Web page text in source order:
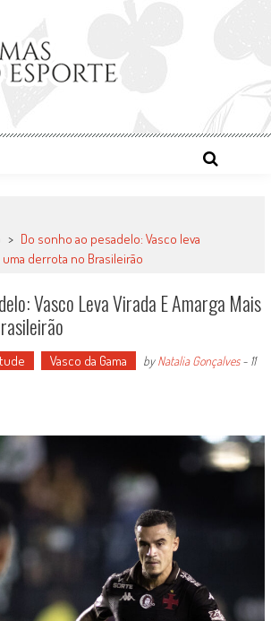
> Do sonho ao pesadelo: Vasco leva
uma derrota no Brasileirão
Vasco Leva Virada E Amarga Mais
Vasco da Gama byNatalia Gonçalves- 11